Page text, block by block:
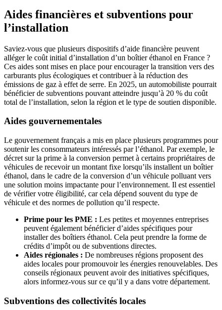
Aides financières et subventions pour
l’installation
Saviez-vous que plusieurs dispositifs d’aide financière peuvent
alléger le coût initial d’installation d’un boîtier éthanol en France ?
Ces aides sont mises en place pour encourager la transition vers des
carburants plus écologiques et contribuer à la réduction des
émissions de gaz à effet de serre. En 2025, un automobiliste pourrait
bénéficier de subventions pouvant atteindre jusqu’à 20 % du coût
total de l’installation, selon la région et le type de soutien disponible.
Aides gouvernementales
Le gouvernement français a mis en place plusieurs programmes pour
soutenir les consommateurs intéressés par l’éthanol. Par exemple, le
décret sur la prime à la conversion permet à certains propriétaires de
véhicules de recevoir un montant fixe lorsqu’ils installent un boîtier
éthanol, dans le cadre de la conversion d’un véhicule polluant vers
une solution moins impactante pour l’environnement. Il est essentiel
de vérifier votre éligibilité, car cela dépend souvent du type de
véhicule et des normes de pollution qu’il respecte.
Prime pour les PME : Les petites et moyennes entreprises
peuvent également bénéficier d’aides spécifiques pour
installer des boîtiers éthanol. Cela peut prendre la forme de
crédits d’impôt ou de subventions directes.
Aides régionales : De nombreuses régions proposent des
aides locales pour promouvoir les énergies renouvelables. Des
conseils régionaux peuvent avoir des initiatives spécifiques,
alors informez-vous sur ce qu’il y a dans votre département.
Subventions des collectivités locales